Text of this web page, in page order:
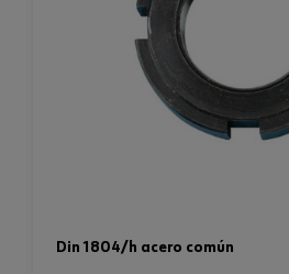
din 1804/h acero común